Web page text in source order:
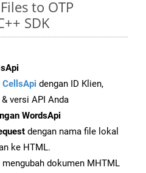
to OTP
SDK
CellsApi dengan ID Klien,
versi API Anda
WordsApi
dengan nama file lokal
ke HTML.
dokumen MHTML